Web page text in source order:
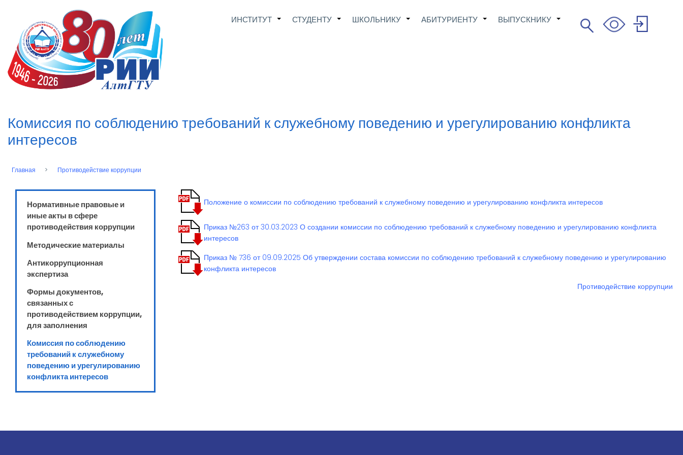
основному
содержанию
Main
+
ИНСТИТУТ +
СТУДЕНТУ +
ШКОЛЬНИКУ +
АБИТУРИЕНТУ +
ВЫПУСКНИКУ Search
Поиск
User
Комиссия по соблюдению требований к служебному поведению и урегулированию конфликта
интересов
Строка
Главная Противодействие коррупции
Нормативные правовые и
иные акты в сфере
противодействия коррупции
Методические материалы
Антикоррупционная
экспертиза
Формы документов,
связанных с
противодействием коррупции,
для заполнения
Комиссия по соблюдению
требований к служебному
поведению и урегулированию
конфликта интересов
Положение о комиссии по соблюдению требований к служебному поведению и урегулированию конфликта интересов
Приказ №263 от 30.03.2023 О создании комиссии по соблюдению требований к служебному поведению и урегулированию конфликта
интересов
Приказ № 736 от 09.09.2025 Об утверждении состава комиссии по соблюдению требований к служебному поведению и урегулированию
конфликта интересов
Противодействие коррупции